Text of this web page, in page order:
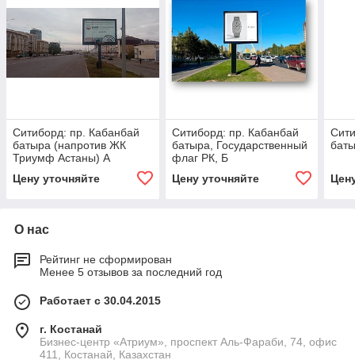
Ситиборд: пр. Кабанбай
батыра (напротив ЖК
Триумф Астаны) А
Цену уточняйте
Ситиборд: пр. Кабанбай
батыра, Государственный
флаг РК, Б
Цену уточняйте
О нас
Рейтинг не сформирован
Менее 5 отзывов за последний год
Работает с 30.04.2015
г. Костанай
Бизнес-центр «Атриум», проспект Аль-Фараби, 74, офис
411, Костанай, Казахстан